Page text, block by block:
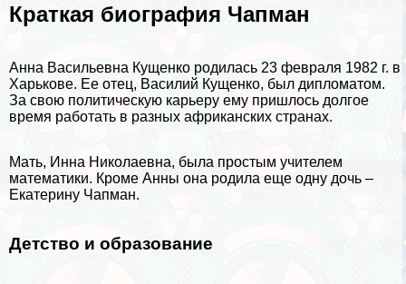
Краткая биография Чапман
Анна Васильевна Кущенко родилась 23 февраля 1982 г. в
Харькове. Ее отец, Василий Кущенко, был дипломатом.
За свою политическую карьеру ему пришлось долгое
время работать в разных африканских странах.
Мать, Инна Николаевна, была простым учителем
математики. Кроме Анны она родила еще одну дочь –
Екатерину Чапман.
Детство и образование